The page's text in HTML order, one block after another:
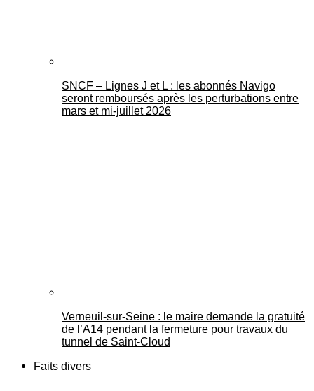
SNCF – Lignes J et L : les abonnés Navigo
seront remboursés après les perturbations entre
mars et mi-juillet 2026
Verneuil-sur-Seine : le maire demande la gratuité
de l’A14 pendant la fermeture pour travaux du
tunnel de Saint-Cloud
Faits divers